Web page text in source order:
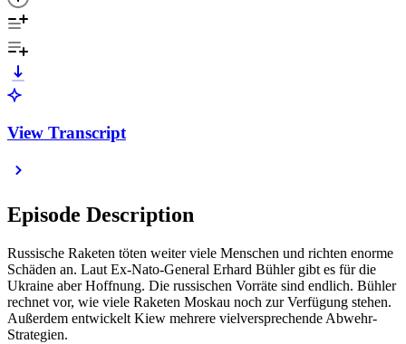
View Transcript
Episode Description
Russische Raketen töten weiter viele Menschen und richten enorme
Schäden an. Laut Ex-Nato-General Erhard Bühler gibt es für die
Ukraine aber Hoffnung. Die russischen Vorräte sind endlich. Bühler
rechnet vor, wie viele Raketen Moskau noch zur Verfügung stehen.
Außerdem entwickelt Kiew mehrere vielversprechende Abwehr-
Strategien.